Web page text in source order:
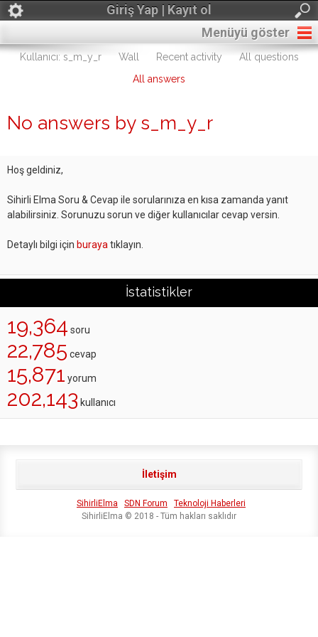
Giriş Yap | Kayıt ol
Menüyü göster
Kullanıcı: s_m_y_r Wall Recent activity
All questions
All answers
No answers by s_m_y_r
Hoş geldiniz,
Sihirli Elma Soru & Cevap ile sorularınıza en kısa zamanda yanıt
alabilirsiniz. Sorunuzu sorun ve diğer kullanıcılar cevap versin.
Detaylı bilgi için buraya tıklayın.
İstatistikler
19,364 soru
22,785 cevap
15,871 yorum
202,143 kullanıcı
İletişim
SihirliElma SDN Forum
Teknoloji Haberleri
SihirliElma © 2018 - Tüm hakları saklıdır